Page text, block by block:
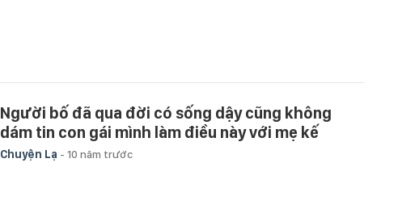
Người bố đã qua đời có sống dậy cũng không
dám tin con gái mình làm điều này với mẹ kế
Chuyện Lạ - 10 năm trước